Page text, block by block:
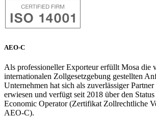
AEO-C
Als professioneller Exporteur erfüllt Mosa die
internationalen Zollgesetzgebung gestellten
Unternehmen hat sich als zuverlässiger
erwiesen und verfügt seit 2018 über den
Economic Operator (Zertifikat Zollrechtliche
AEO-C).